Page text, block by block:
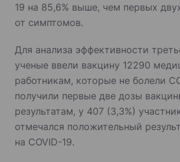
19 на 85,6% выше, чем первых
от симптомов.
Для анализа эффективности
ученые ввели вакцину 12290
работникам, которые не болели
получили первые две дозы
результатам, у 407 (3,3%)
отмечался положительный
на COVID-19.